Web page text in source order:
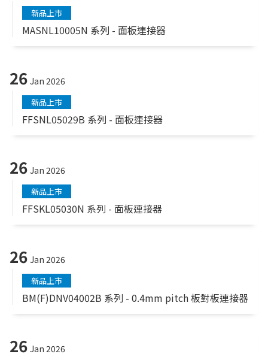
新品上市
MASNL10005N 系列 - 面板連接器
26 Jan 2026
新品上市
FFSNL05029B 系列 - 面板連接器
26 Jan 2026
新品上市
FFSKL05030N 系列 - 面板連接器
26 Jan 2026
新品上市
BM(F)DNV04002B 系列 - 0.4mm pitch 板對板連接器
26 Jan 2026